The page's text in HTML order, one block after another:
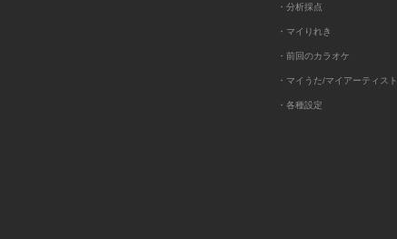
・分析採点
・マイりれき
・前回のカラオケ
・マイうた/マイアーティスト
・各種設定